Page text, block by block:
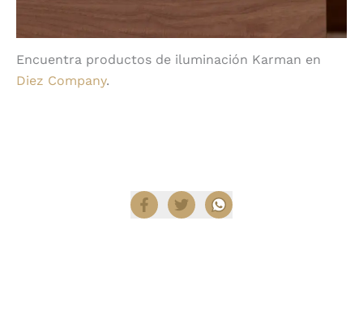
Encuentra productos de iluminación Karman en
Diez Company.